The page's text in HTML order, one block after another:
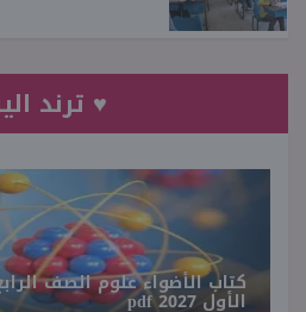
♥ ترند
كتاب الأضواء علوم الصف
الأول 2027 pdf